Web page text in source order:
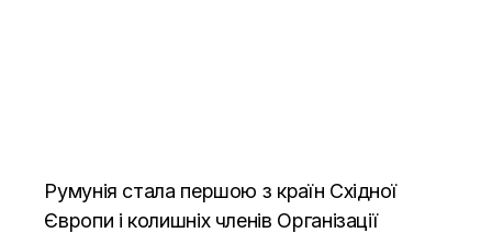
Румунія стала першою з країн Східної
Європи і колишніх членів Організації